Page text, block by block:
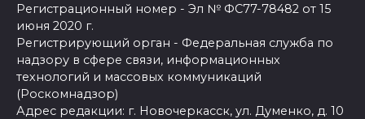
Регистрационный номер - Эл № ФС77-78482 от 15
июня 2020 г.
Регистрирующий орган - Федеральная служба по
надзору в сфере связи, информационных
технологий и массовых коммуникаций
(Роскомнадзор)
Адрес редакции: г. Новочеркасск, ул. Думенко, д. 10